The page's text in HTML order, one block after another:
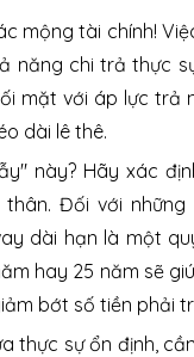
mộng tài chính!
năng chi trả thực
mặt với áp lực trả
dài lê thê.
này? Hãy xác
Đối với
dài hạn là một
hay 25 năm sẽ
bớt số tiền phải
thực sự ổn định,